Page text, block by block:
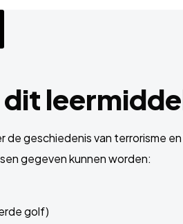
de geschiedenis van terrorisme
gegeven kunnen worden:
golf)